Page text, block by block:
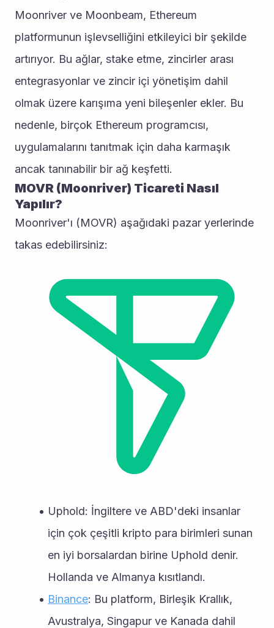
Moonriver ve Moonbeam, Ethereum
platformunun işlevselliğini etkileyici bir şekilde
artırıyor. Bu ağlar, stake etme, zincirler arası
entegrasyonlar ve zincir içi yönetişim dahil
olmak üzere karışıma yeni bileşenler ekler. Bu
nedenle, birçok Ethereum programcısı,
uygulamalarını tanıtmak için daha karmaşık
ancak tanınabilir bir ağ keşfetti.
MOVR (Moonriver) Ticareti Nasıl
Yapılır?
Moonriver'ı (MOVR) aşağıdaki pazar yerlerinde
takas edebilirsiniz:
Uphold: İngiltere ve ABD'deki insanlar
için çok çeşitli kripto para birimleri sunan
en iyi borsalardan birine Uphold denir.
Hollanda ve Almanya kısıtlandı.
Binance: Bu platform, Birleşik Krallık,
Avustralya, Singapur ve Kanada dahil